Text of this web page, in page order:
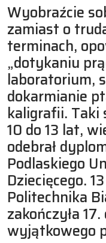
Wyobraźcie
zamiast o
terminach,
„dotykaniu
laboratorium,
dokarmianie
kaligrafii. Taki
10 do 13 lat,
odebrał
Podlaskiego
Dziecięcego.
Politechnika
zakończyła
wyjątkowego